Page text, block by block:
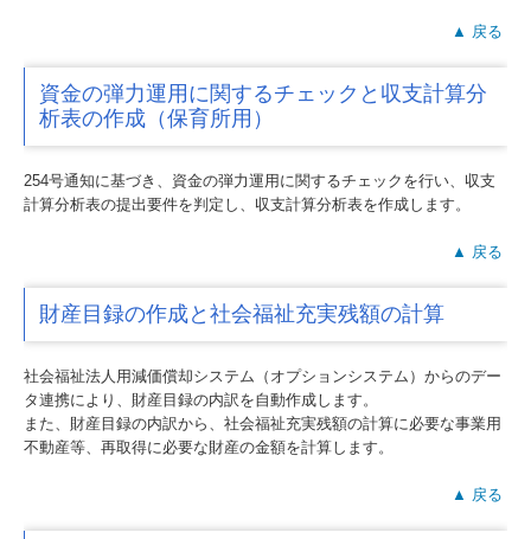
▲ 戻る
資金の弾力運用に関するチェックと収支計算分
析表の作成（保育所用）
254号通知に基づき、資金の弾力運用に関するチェックを行い、収支
計算分析表の提出要件を判定し、収支計算分析表を作成します。
▲ 戻る
財産目録の作成と社会福祉充実残額の計算
社会福祉法人用減価償却システム（オプションシステム）からのデー
タ連携により、財産目録の内訳を自動作成します。
また、財産目録の内訳から、社会福祉充実残額の計算に必要な事業用
不動産等、再取得に必要な財産の金額を計算します。
▲ 戻る